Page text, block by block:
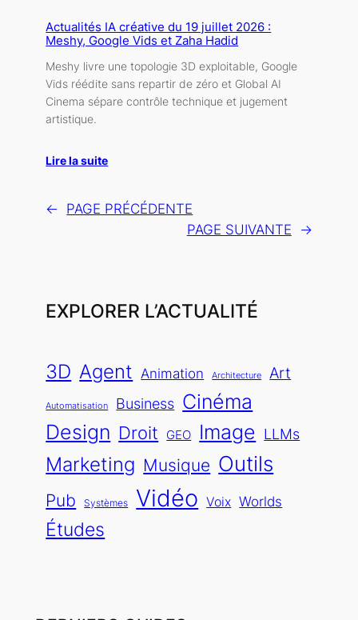
Actualités IA créative du 19 juillet 2026 :
Meshy, Google Vids et Zaha Hadid
Meshy livre une topologie 3D exploitable, Google
Vids réédite sans repartir de zéro et Global AI
Cinema sépare contrôle technique et jugement
artistique.
Lire la suite
← PAGE PRÉCÉDENTE
PAGE SUIVANTE
→
EXPLORER L’ACTUALITÉ
3D Agent Animation Architecture Art
Automatisation Business Cinéma
Design Droit GEO Image LLMs
Marketing Musique Outils
Pub Systèmes Vidéo Voix Worlds
Études